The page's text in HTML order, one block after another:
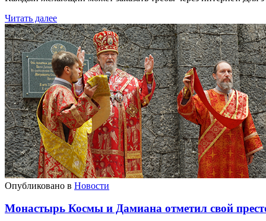
Читать далее
Опубликовано в Новости
Монастырь Космы и Дамиана отметил свой